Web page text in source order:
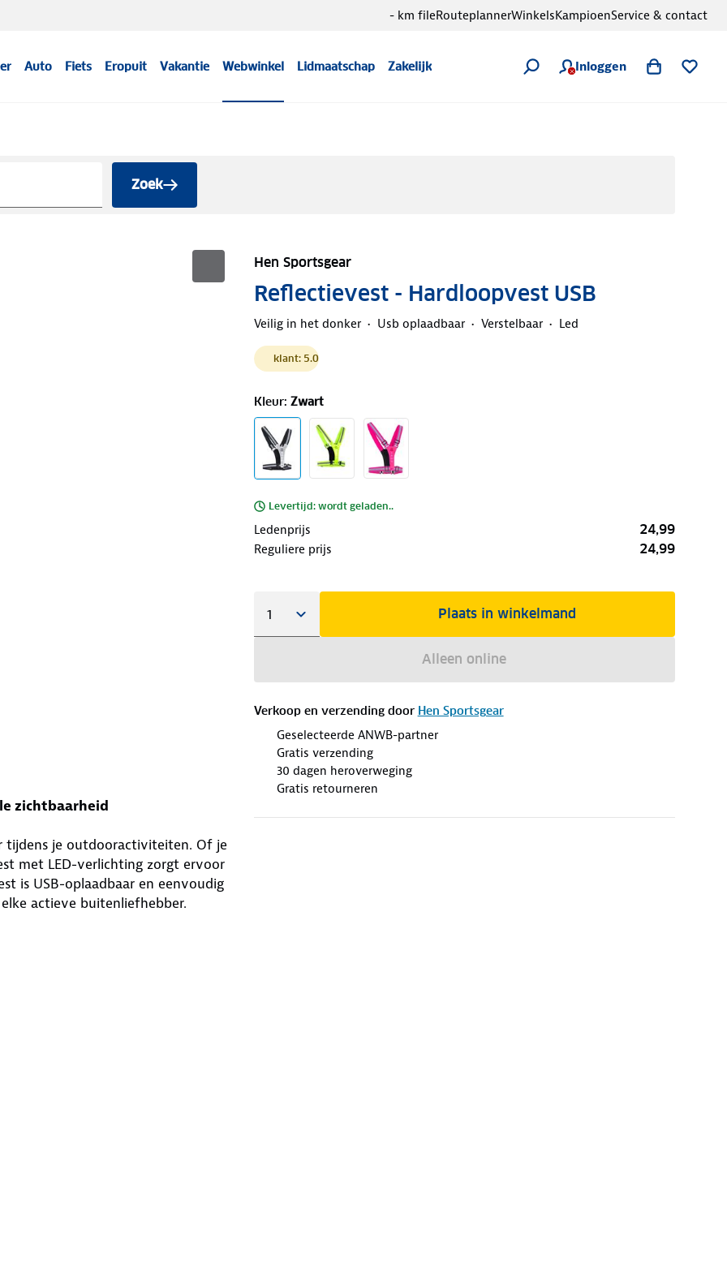
Auto Fiets Eropuit Vakantie Webwinkel Lidmaatschap Zakelijk Inloggen
- km fileRouteplannerWinkelsKampioenService & contact
Zoek
Hen Sportsgear
Reflectievest - Hardloopvest USB
Veilig in het donker Usb oplaadbaar Verstelbaar Led
klant: 5.0
Kleur: Zwart
Levertijd: wordt geladen..
Ledenprijs 24,99
Reguliere prijs 24,99
Plaats in winkelmand
Alleen online
Verkoop en verzending door Hen Sportsgear
Geselecteerde ANWB-partner
Gratis verzending
30 dagen heroverweging
Gratis retourneren
zichtbaarheid
je outdooractiviteiten. Of je
met LED-verlichting zorgt ervoor
is USB-oplaadbaar en eenvoudig
actieve buitenliefhebber.
in gedachten. Het vest
4 rode LED-lampjes. Je
knipperen of continu branden.
voor elke lichaamsvorm, wat
zodat je verzekerd bent
voor een veilige ervaring.